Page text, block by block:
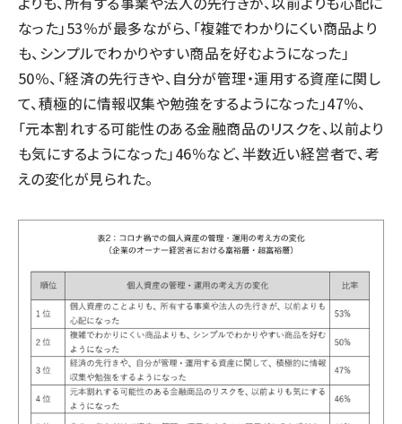
なった」53％が最多ながら、「複雑でわかりにくい商品より
も、シンプルでわかりやすい商品を好むようになった」
50％、「経済の先行きや、自分が管理・運用する資産に関し
て、積極的に情報収集や勉強をするようになった」47％、
「元本割れする可能性のある金融商品のリスクを、以前より
も気にするようになった」46％など、半数近い経営者で、考
えの変化が見られた。